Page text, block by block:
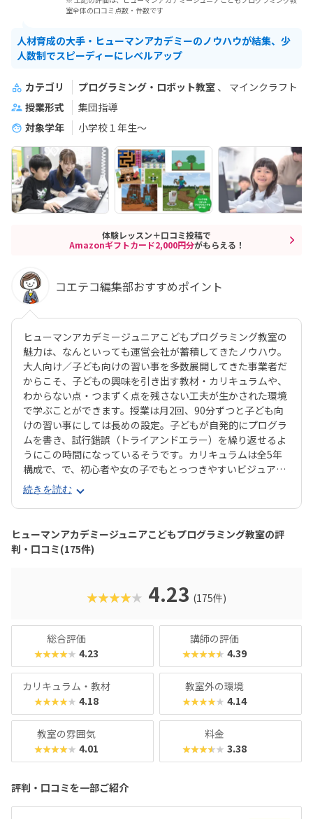
室全体の口コミ点数・件数です
人材育成の大手・ヒューマンアカデミーのノウハウが結集、少
人数制でスピーディーにレベルアップ
カテゴリ プログラミング・ロボット教室
マインクラフト
授業形式
集団指導
対象学年
小学校１年生〜
体験レッスン＋口コミ投稿で
Amazonギフトカード2,000円分がもらえる！
コエテコ編集部おすすめポイント
ヒューマンアカデミージュニアこどもプログラミング教室の
魅力は、なんといっても運営会社が蓄積してきたノウハウ。
大人向け／子ども向けの習い事を多数展開してきた事業者だ
からこそ、子どもの興味を引き出す教材・カリキュラムや、
わからない点・つまずく点を残さない工夫が生かされた環境
で学ぶことができます。授業は月2回、90分ずつと子ども向
けの習い事にしては長めの設定。子どもが自発的にプログラ
ムを書き、試行錯誤（トライアンドエラー）を繰り返せるよ
うにこの時間になっているそうです。カリキュラムは全5年
構成で、で、初心者や女の子でもとっつきやすいビジュアル
プログラミングツール「Scratch（スクラッチ）」から初め
て、エンジニアが実際に使用するプログラミング言語「Java
Script」までステップアップすることができます。ベーシッ
クコースではマウス操作など、パソコンの操作自体から学べ
るので、自宅でまったくパソコンをさわったことのないお子
さんでも戸惑うことなく授業に入っていけるでしょう。大学
おきたい」方におすすめのスクールといえます。また、いず
れもヒューマンオリジナルの教材で学べるので、高クオリテ
続きを読む
ヒューマンアカデミージュニアこどもプログラミング教室の評
判・口コミ(175件)
★★★★★ 4.23 (175件)
総合評価
★★★★★ 4.23
講師の評価
★★★★★ 4.39
カリキュラム・教材
★★★★★ 4.18
教室外の環境
★★★★★ 4.14
教室の雰囲気
★★★★★ 4.01
料金
★★★★★ 3.38
評判・口コミを一部ご紹介